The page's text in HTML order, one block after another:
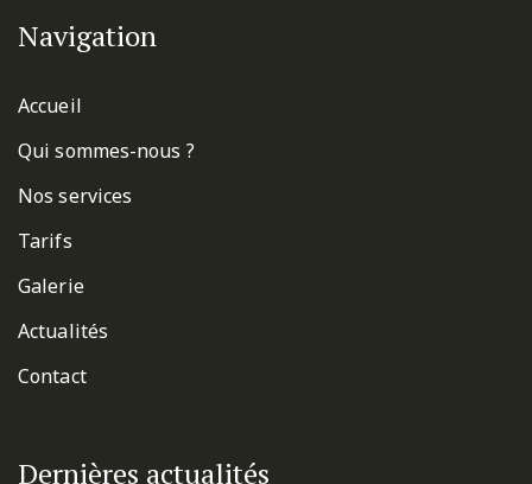
Navigation
Accueil
Qui sommes-nous ?
Nos services
Tarifs
Galerie
Actualités
Contact
Dernières actualités